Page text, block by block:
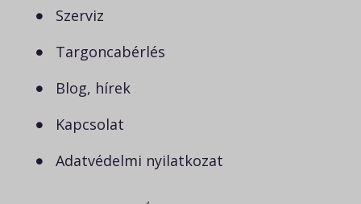
Szerviz
Targoncabérlés
Blog, hírek
Kapcsolat
Adatvédelmi nyilatkozat